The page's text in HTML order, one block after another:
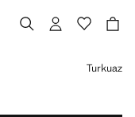
Turkuaz